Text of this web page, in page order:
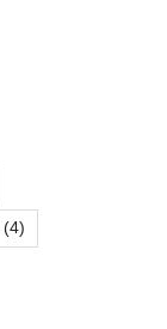
(4)